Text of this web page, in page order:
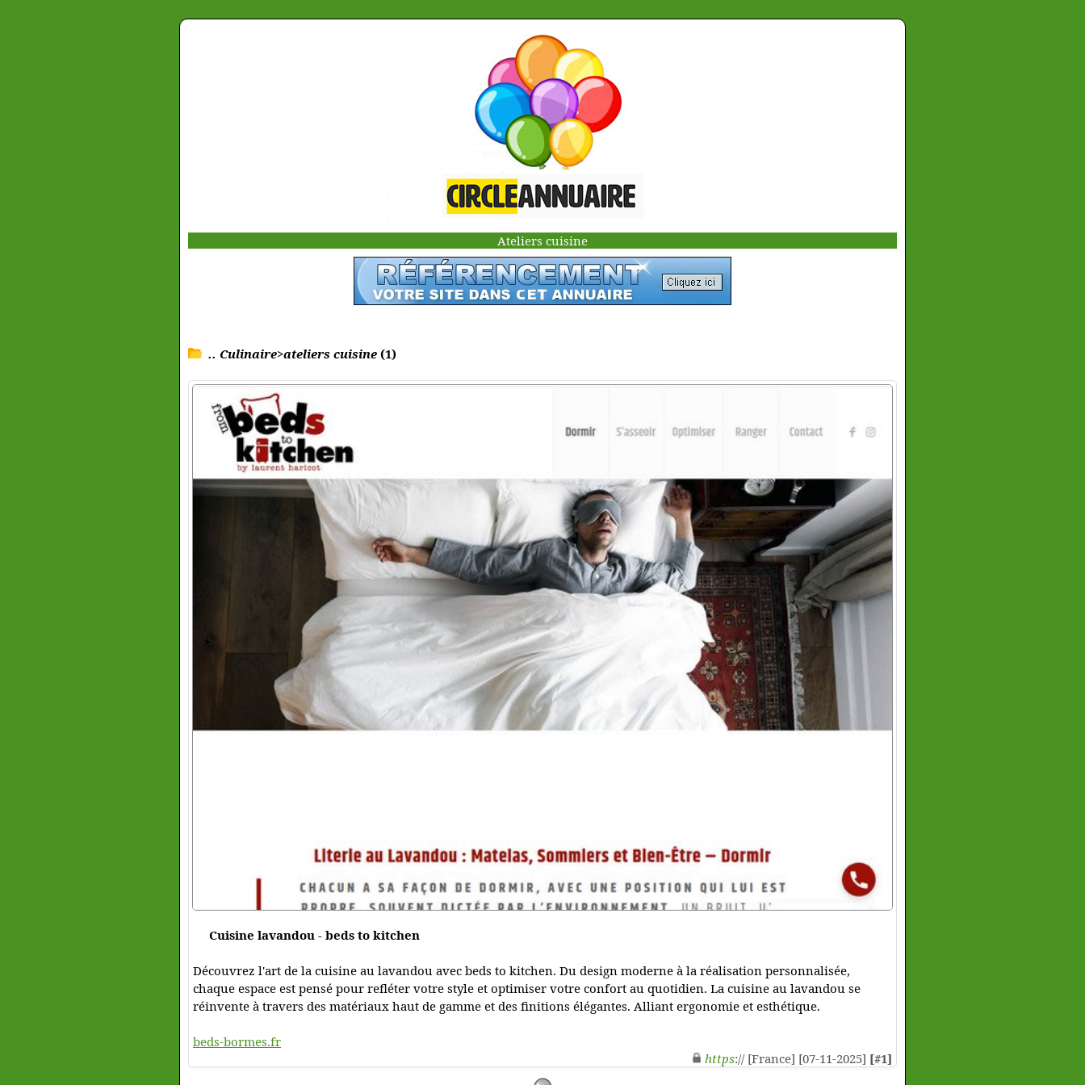
Ateliers cuisine
.. Culinaire>ateliers cuisine (1)
Cuisine lavandou - beds to kitchen
Découvrez l'art de la cuisine au lavandou avec beds to kitchen. Du design moderne à la réalisation personnalisée,
chaque espace est pensé pour refléter votre style et optimiser votre confort au quotidien. La cuisine au lavandou se
réinvente à travers des matériaux haut de gamme et des finitions élégantes. Alliant ergonomie et esthétique.
beds-bormes.fr
https:// [France] [07-11-2025] [#1]